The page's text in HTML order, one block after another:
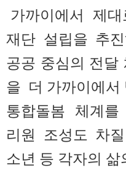
가까이에서 제
재단 설립을 추진
공공 중심의 전
을 더 가까이에서
통합돌봄 체계를
리원 조성도 차
소년 등 각자의